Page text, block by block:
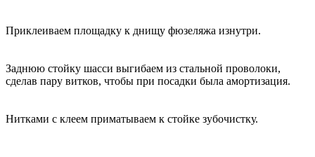
Приклеиваем площадку к днищу фюзеляжа изнутри.
Заднюю стойку шасси выгибаем из стальной проволоки,
сделав пару витков, чтобы при посадки была амортизация.
Нитками с клеем приматываем к стойке зубочистку.